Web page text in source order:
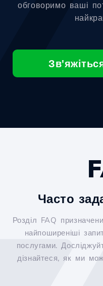
обговоримо ваші
Часто
Розділ FAQ
найпоширеніші
послугами.
дізнайтеся, як ми